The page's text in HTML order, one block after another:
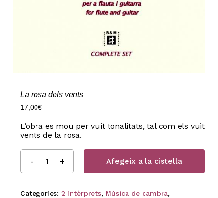
La rosa dels vents
17,00€
L’obra es mou per vuit tonalitats, tal com els vuit
vents de la rosa.
Afegeix a la cistella
Categories: 2 intèrprets, Música de cambra,